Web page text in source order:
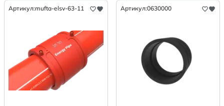
Артикул:mufta-elsv-63-11 Артикул:0630000